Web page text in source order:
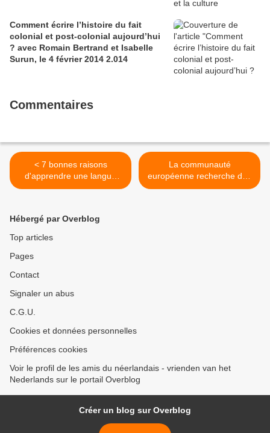
Comment écrire l’histoire du fait
colonial et post-colonial aujourd’hui
? avec Romain Bertrand et Isabelle
Surun, le 4 février 2014 2.014
Commentaires
< 7 bonnes raisons
d'apprendre une langue
étrangère
La communauté
européenne recherche des
traducteurs de langue
Hébergé par Overblog
Top articles
Pages
Contact
Signaler un abus
C.G.U.
Cookies et données personnelles
Préférences cookies
Voir le profil de les amis du néerlandais - vrienden van het
Nederlands sur le portail Overblog
Créer un blog sur Overblog